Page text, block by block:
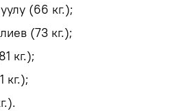
(66 кг.);
(73 кг.);
кг.);
кг.);